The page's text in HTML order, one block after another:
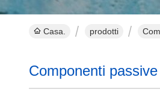
Casa. prodotti
Componenti